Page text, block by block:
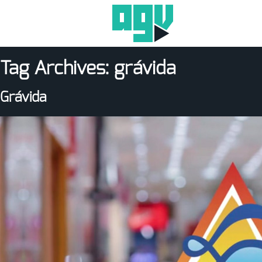
Tag Archives: grávida
Grávida